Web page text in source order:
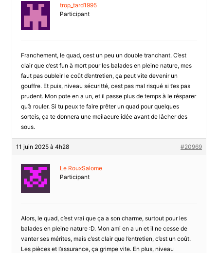
trop_tard1995
Participant
Franchement, le quad, cest un peu un double tranchant. C’est
clair que c’est fun à mort pour les balades en pleine nature, mes
faut pas oubleir le coût d’entretien, ça peut vite devenir un
gouffre. Et puis, niveau sécuritté, cest pas mal risqué si t’es pas
prudent. Mon pote en a un, et il passe plus de temps à le résparer
qu’à rouler. Si tu peux te faire prêter un quad pour quelques
sorteis, ça te donnera une meilaeure idée avant de lâcher des
sous.
11 juin 2025 à 4h28 #20969
Le RouxSalome
Participant
Alors, le quad, c’est vrai que ça a son charme, surtout pour les
balades en pleine nature :D. Mon ami en a un et il ne cesse de
vanter ses mérites, mais c’est clair que l’entretien, c’est un coût.
Les pièces et l’assurance, ça grimpe vite. En plus, niveau